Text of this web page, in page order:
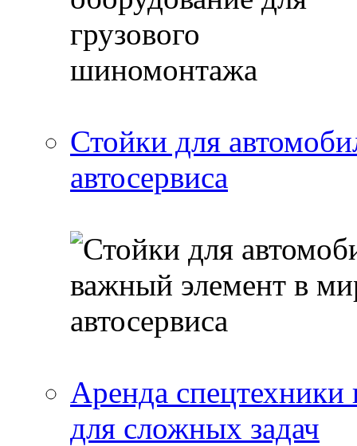
Стойки для
автосервиса
Аренда
для сложных задач